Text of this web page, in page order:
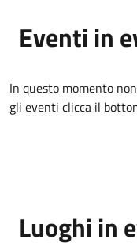
Eventi in
In questo momento
gli eventi clicca il
Luoghi in